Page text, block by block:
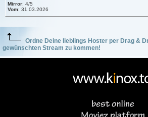
Mirror: 4/5
Vom: 31.03.2026
Ordne Deine lieblings Hoster per Drag &
gewünschten Stream zu kommen!